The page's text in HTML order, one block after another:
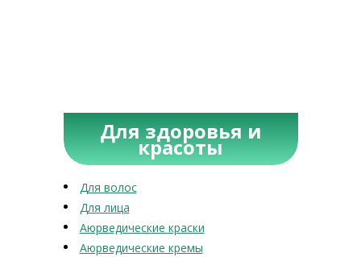
Для здоровья и
красоты
Для волос
Для лица
Аюрведические краски
Аюрведические кремы